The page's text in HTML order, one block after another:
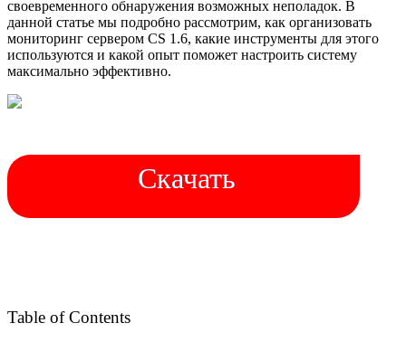
своевременного обнаружения возможных неполадок. В
данной статье мы подробно рассмотрим, как организовать
мониторинг сервером CS 1.6, какие инструменты для этого
используются и какой опыт поможет настроить систему
максимально эффективно.
Скачать
Table of Contents